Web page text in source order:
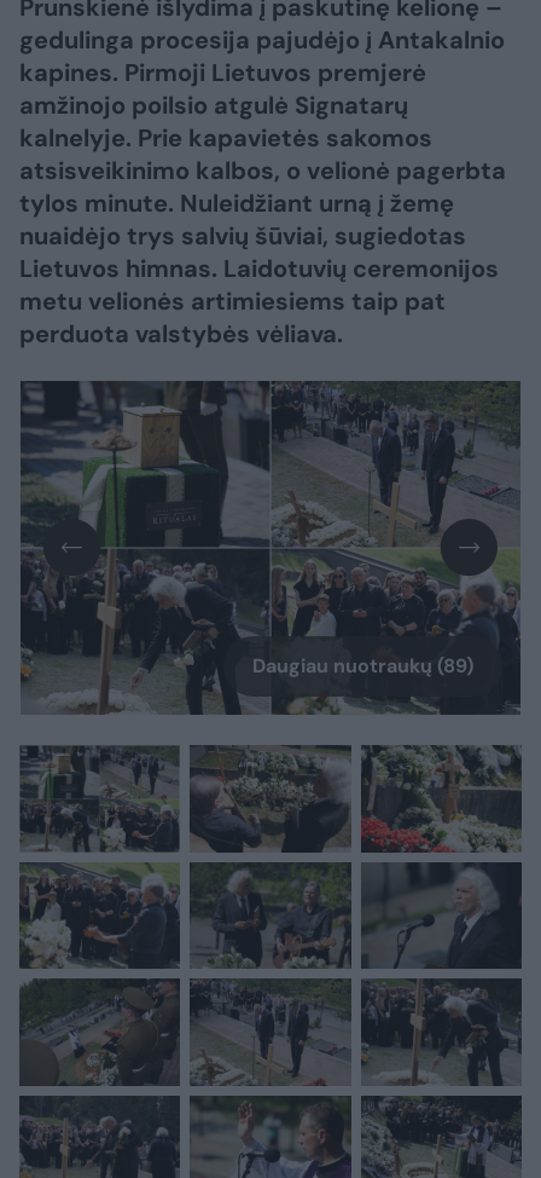
Prunskienė išlydima į paskutinę kelionę –
gedulinga procesija pajudėjo į Antakalnio
kapines. Pirmoji Lietuvos premjerė
amžinojo poilsio atgulė Signatarų
kalnelyje. Prie kapavietės sakomos
atsisveikinimo kalbos, o velionė pagerbta
tylos minute. Nuleidžiant urną į žemę
nuaidėjo trys salvių šūviai, sugiedotas
Lietuvos himnas. Laidotuvių ceremonijos
metu velionės artimiesiems taip pat
perduota valstybės vėliava.
Daugiau nuotraukų (89)